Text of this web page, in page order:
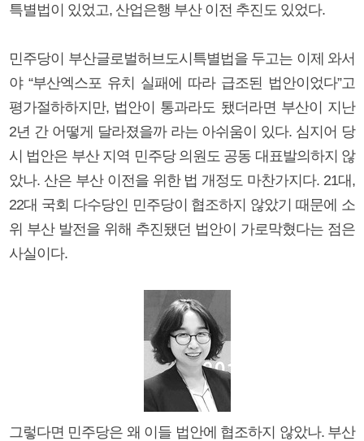
특별법이 있었고, 산업은행 부산 이전 추진도 있었다.
민주당이 부산글로벌허브도시특별법을 두고는 이제 와서
야 “부산엑스포 유치 실패에 따라 급조된 법안이었다”고
평가절하하지만, 법안이 통과라도 됐더라면 부산이 지난
2년 간 어떻게 달라졌을까 라는 아쉬움이 있다. 심지어 당
시 법안은 부산 지역 민주당 의원도 공동 대표발의하지 않
았나. 산은 부산 이전을 위한 법 개정도 마찬가지다. 21대,
22대 국회 다수당인 민주당이 협조하지 않았기 때문에 소
위 부산 발전을 위해 추진됐던 법안이 가로막혔다는 점은
사실이다.
그렇다면 민주당은 왜 이들 법안에 협조하지 않았나. 부산